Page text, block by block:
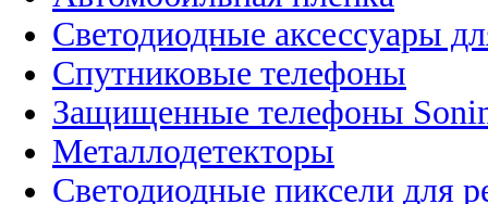
Светодиодные аксессуары
Спутниковые телефоны
Защищенные телефоны
Металлодетекторы
Светодиодные пиксели для